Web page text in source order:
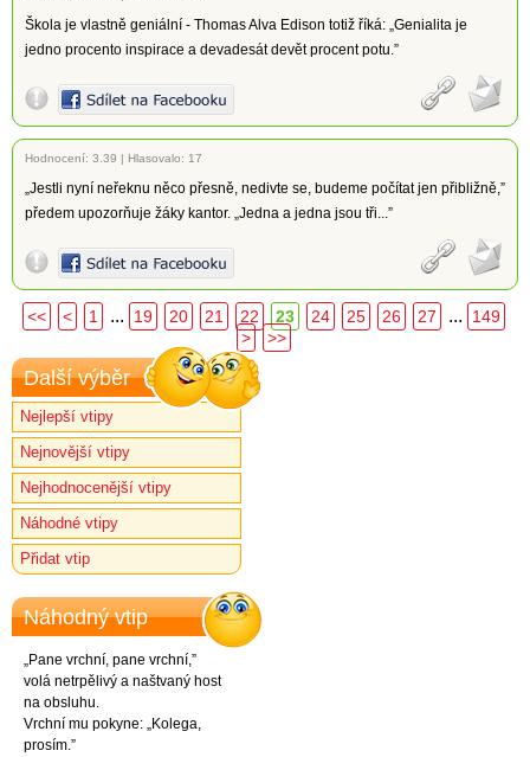
Škola je vlastně geniální - Thomas Alva Edison totiž říká: „Genialita je
jedno procento inspirace a devadesát devět procent potu.”
Hodnocení: 3.39 | Hlasovalo: 17
„Jestli nyní neřeknu něco přesně, nedivte se, budeme počítat jen přibližně,”
předem upozorňuje žáky kantor. „Jedna a jedna jsou tři...”
<< < 1 ... 19 20 21 22 23 24 25 26 27 ...
149
>
>>
Další výběr
Nejlepší vtipy
Nejnovější vtipy
Nejhodnocenější vtipy
Náhodné vtipy
Přidat vtip
Náhodný vtip
„Pane vrchní, pane vrchní,”
volá netrpělivý a naštvaný host
na obsluhu.
Vrchní mu pokyne: „Kolega,
prosím.”